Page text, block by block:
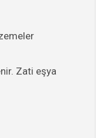
Zati eşya